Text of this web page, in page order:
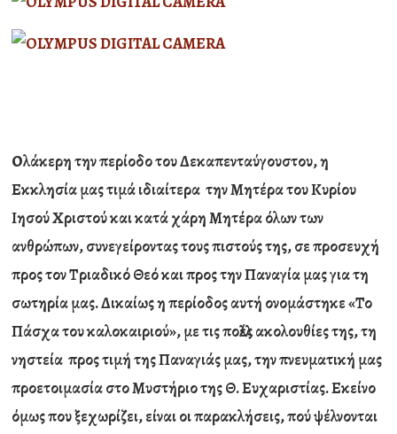
Ολάκερη την περίοδο του Δεκαπενταύγουστου, η
Εκκλησία μας τιμά ιδιαίτερα την Μητέρα του Κυρίου
Ιησού Χριστού και κατά χάρη Μητέρα όλων των
ανθρώπων, συνεγείροντας τους πιστούς της, σε προσευχή
προς τον Τριαδικό Θεό και προς την Παναγία μας για τη
σωτηρία μας. Δικαίως η περίοδος αυτή ονομάστηκε «Το
Πάσχα του καλοκαιριού», με τις πολλές ακολουθίες της, τη
νηστεία προς τιμή της Παναγιάς μας, την πνευματική μας
προετοιμασία στο Μυστήριο της Θ. Ευχαριστίας. Εκείνο
όμως που ξεχωρίζει, είναι οι παρακλήσεις, πού ψέλνονται